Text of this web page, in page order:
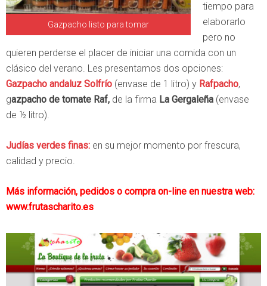
Gazpacho listo para tomar
tiempo para
elaborarlo
pero no
quieren perderse el placer de iniciar una comida con un
clásico del verano. Les presentamos dos opciones:
Gazpacho andaluz Solfrío (envase de 1 litro) y Rafpacho,
gazpacho de tomate Raf, de la firma La Gergaleña (envase
de ½ litro).
Judías verdes finas: en su mejor momento por frescura,
calidad y precio.
Más información, pedidos o compra on-line en nuestra web:
www.frutascharito.es